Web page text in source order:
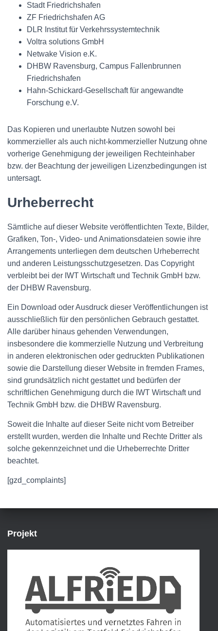
Stadt Friedrichshafen
ZF Friedrichshafen AG
DLR Institut für Verkehrssystemtechnik
Voltra solutions GmbH
Netwake Vision e.K.
DHBW Ravensburg, Campus Fallenbrunnen
Friedrichshafen
Hahn-Schickard-Gesellschaft für angewandte
Forschung e.V.
Das Kopieren und unerlaubte Nutzen sowohl bei
kommerzieller als auch nicht-kommerzieller Nutzung ohne
vorherige Genehmigung der jeweiligen Rechteinhaber
bzw. der Beachtung der jeweiligen Lizenzbedingungen ist
untersagt.
Urheberrecht
Sämtliche auf dieser Website veröffentlichten Texte, Bilder,
Grafiken, Ton-, Video- und Animationsdateien sowie ihre
Arrangements unterliegen dem deutschen Urheberrecht
und anderen Leistungsschutzgesetzen. Das Copyright
verbleibt bei der IWT Wirtschaft und Technik GmbH bzw.
der DHBW Ravensburg.
Ein Download oder Ausdruck dieser Veröffentlichungen ist
ausschließlich für den persönlichen Gebrauch gestattet.
Alle darüber hinaus gehenden Verwendungen,
insbesondere die kommerzielle Nutzung und Verbreitung
in anderen elektronischen oder gedruckten Publikationen
sowie die Darstellung dieser Website in fremden Frames,
sind grundsätzlich nicht gestattet und bedürfen der
schriftlichen Genehmigung durch die IWT Wirtschaft und
Technik GmbH bzw. die DHBW Ravensburg.
Soweit die Inhalte auf dieser Seite nicht vom Betreiber
erstellt wurden, werden die Inhalte und Rechte Dritter als
solche gekennzeichnet und die Urheberrechte Dritter
beachtet.
[gzd_complaints]
Projekt